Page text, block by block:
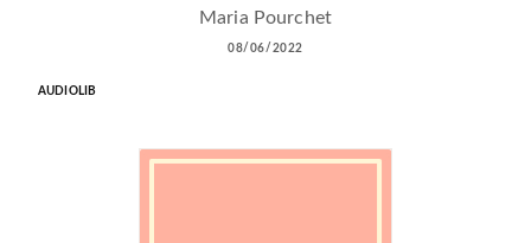
Maria Pourchet
08/06/2022
AUDIOLIB